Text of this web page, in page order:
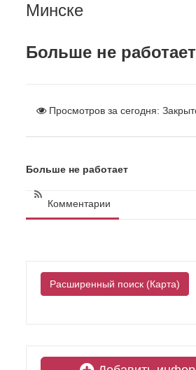
Минске
Больше не работает
Просмотров за сегодня:
Больше не работает
Комментарии
Расширенный поиск (Карта)